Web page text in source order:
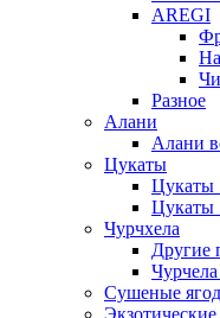
AREGI
Разное
Алани
Алани
Цукаты
Цукаты
Чурчхела
Другие
Сушеные